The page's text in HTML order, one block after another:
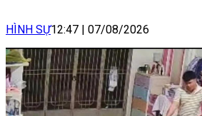
HÌNH SỰ12:47 | 07/08/2026